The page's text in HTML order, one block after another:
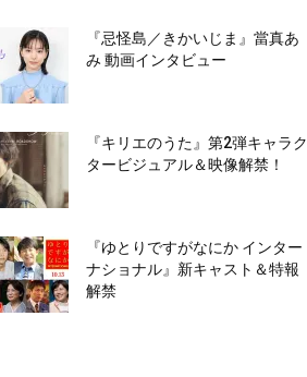
『忌怪島／きかいじま』當真あ
み 動画インタビュー
『キリエのうた』第2弾キャラク
タービジュアル＆映像解禁！
『ゆとりですがなにか インター
ナショナル』新キャスト＆特報
解禁